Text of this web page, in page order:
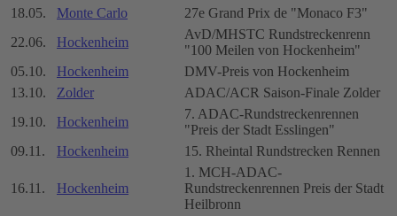
18.05.
Monte Carlo
27e Grand Prix de "Monaco F3"
22.06.
Hockenheim
AvD/MHSTC Rundstreckenrenn
"100 Meilen von Hockenheim"
05.10.
Hockenheim
DMV-Preis von Hockenheim
13.10.
Zolder
ADAC/ACR Saison-Finale Zolder
19.10.
Hockenheim
7. ADAC-Rundstreckenrennen
"Preis der Stadt Esslingen"
09.11.
Hockenheim 15. Rheintal Rundstrecken Rennen
16.11. Hockenheim
1. MCH-ADAC-
Rundstreckenrennen Preis der Stadt
Heilbronn